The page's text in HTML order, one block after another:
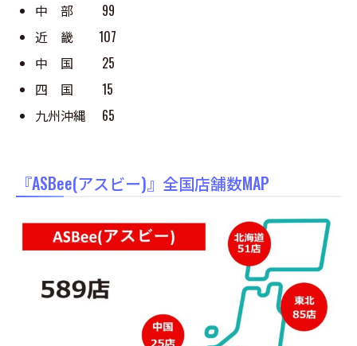
中 部 99
近 畿 107
中 国 25
四 国 15
九州沖縄 65
『ASBee(アスビー)』全国店舗数MAP